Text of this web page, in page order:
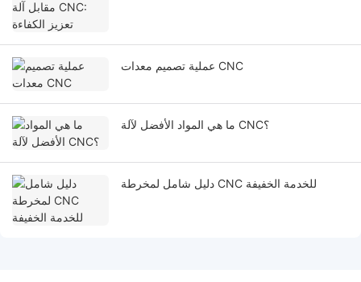
عملية تصميم معدات CNC
ما هي المواد الأفضل لآلة CNC؟
دليل شامل لمخرطة CNC للخدمة الخفيفة